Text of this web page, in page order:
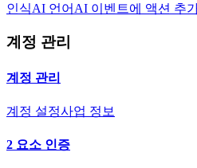
인식AI 언어 AI 이벤트에 액션 추
계정 관리
계정 관리
계정 설정사업 정보
2 요소 인증